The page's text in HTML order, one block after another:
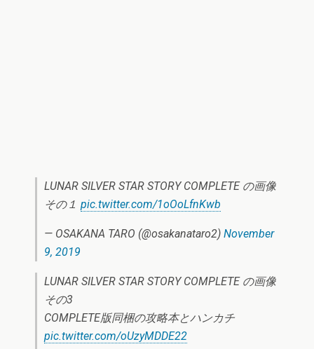
LUNAR SILVER STAR STORY COMPLETE の画像
その１ pic.twitter.com/1oOoLfnKwb
— OSAKANA TARO (@osakanataro2) November
9, 2019
LUNAR SILVER STAR STORY COMPLETE の画像
その3
COMPLETE版同梱の攻略本とハンカチ
pic.twitter.com/oUzyMDDE22